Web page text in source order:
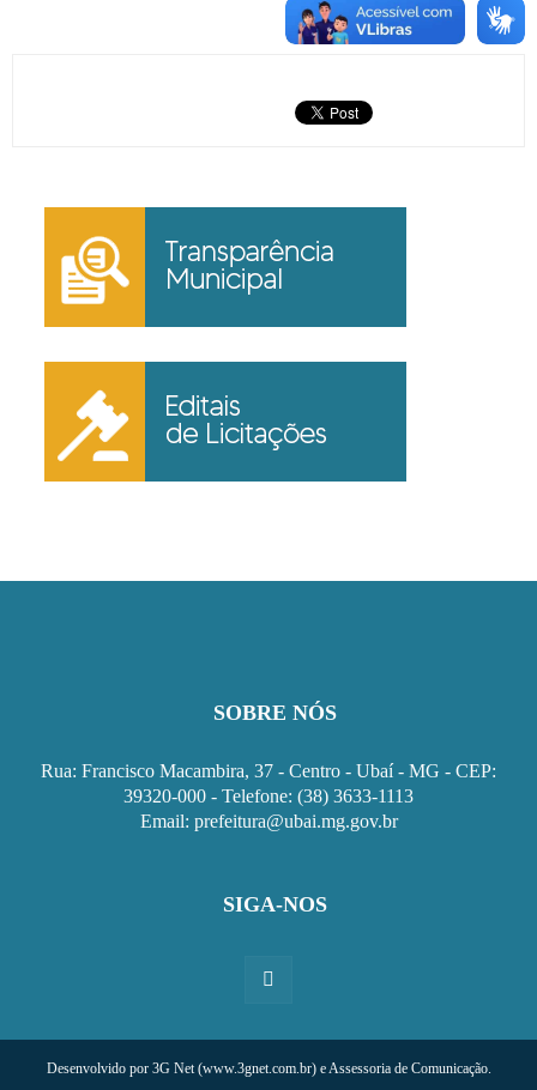
SOBRE NÓS
Rua: Francisco Macambira, 37 - Centro - Ubaí - MG - CEP:
39320-000 - Telefone: (38) 3633-1113
Email: prefeitura@ubai.mg.gov.br
SIGA-NOS
Desenvolvido por 3G Net (www.3gnet.com.br) e Assessoria de Comunicação.